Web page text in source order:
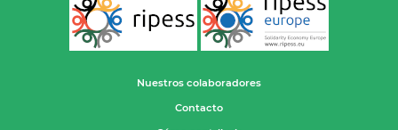
Nuestros colaboradores
Contacto